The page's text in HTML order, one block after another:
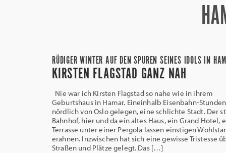
RÜDIGER WINTER AUF DEN SPUREN SEINES IDOLS IN
KIRSTEN FLAGSTAD GANZ NAH
Nie war ich Kirsten Flagstad so nahe wie in ihrem
Geburtshaus in Hamar. Eineinhalb Eisenbahn-Stunden
nördlich von Oslo gelegen, eine schlichte Stadt. Der
Bahnhof, hier und da ein altes Haus, ein Grand Hotel,
Terrasse unter einer Pergola lassen einstigen
erahnen. Inzwischen hat sich eine gewisse Tristesse
Straßen und Plätze gelegt. Das […]